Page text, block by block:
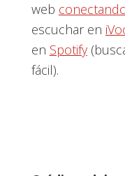
web
escuchar en
en Spotify
fácil).